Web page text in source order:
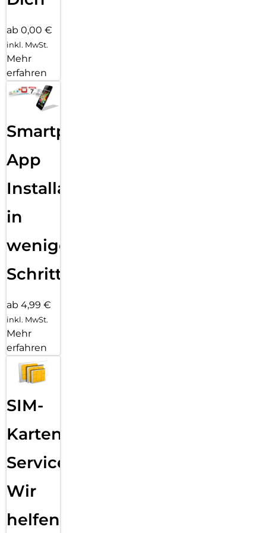
ab 0,00 €
inkl. MwSt.
Mehr
erfahren
Smartphone
App
Installation
in
wenigen
Schritten
ab 4,99 €
inkl. MwSt.
Mehr
erfahren
SIM-
Karten
Service:
Wir
helfen